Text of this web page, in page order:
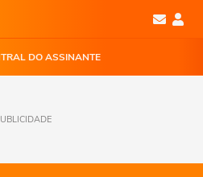
DO ASSINANTE